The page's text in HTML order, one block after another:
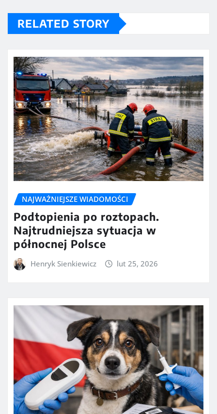
RELATED STORY
NAJWAŻNIEJSZE WIADOMOŚCI
Podtopienia po roztopach.
Najtrudniejsza sytuacja w
północnej Polsce
Henryk Sienkiewicz lut 25, 2026